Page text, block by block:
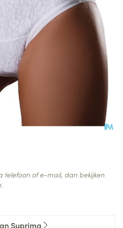
telefoon of e-mail, dan bekijken
Suprima